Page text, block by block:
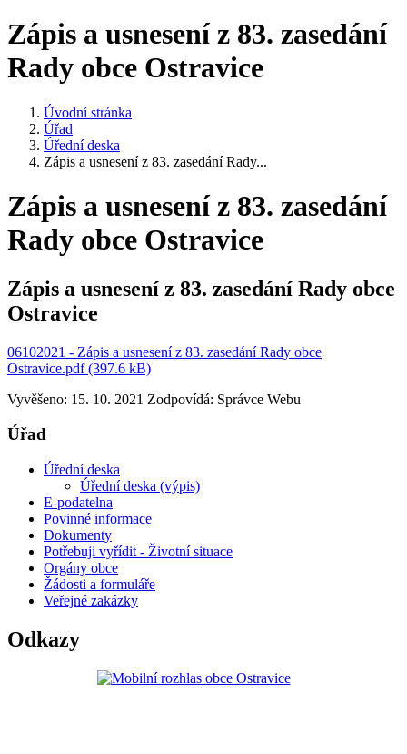
Zápis a usnesení z 83. zasedání
Rady obce Ostravice
Úvodní stránka
Úřad
Úřední deska
Zápis a usnesení z 83. zasedání Rady...
Zápis a usnesení z 83. zasedání
Rady obce Ostravice
Zápis a usnesení z 83. zasedání Rady obce
Ostravice
06102021 - Zápis a usnesení z 83. zasedání Rady obce
Ostravice.pdf (397.6 kB)
Vyvěšeno: 15. 10. 2021 Zodpovídá: Správce Webu
Úřad
Úřední deska
Úřední deska (výpis)
E-podatelna
Povinné informace
Dokumenty
Potřebuji vyřídit - Životní situace
Orgány obce
Žádosti a formuláře
Veřejné zakázky
Odkazy